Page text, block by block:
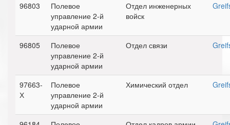
96803
Полевое
управление 2-й
ударной армии
Отдел инженерных
войск
96805
Полевое
управление 2-й
ударной армии
Отдел связи
97663-
Х
Полевое
управление 2-й
ударной армии
Химический отдел